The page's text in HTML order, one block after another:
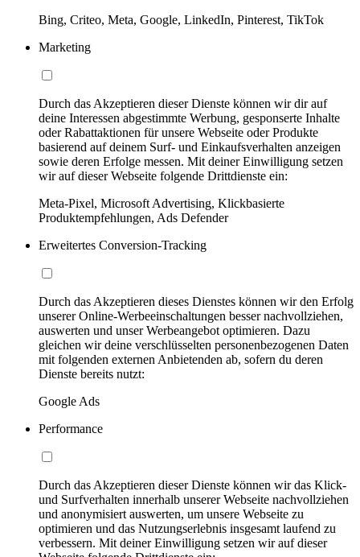
Bing, Criteo, Meta, Google, LinkedIn, Pinterest, TikTok
Marketing
Durch das Akzeptieren dieser Dienste können wir dir auf
deine Interessen abgestimmte Werbung, gesponserte Inhalte
oder Rabattaktionen für unsere Webseite oder Produkte
basierend auf deinem Surf- und Einkaufsverhalten anzeigen
sowie deren Erfolge messen. Mit deiner Einwilligung setzen
wir auf dieser Webseite folgende Drittdienste ein:
Meta-Pixel, Microsoft Advertising, Klickbasierte
Produktempfehlungen, Ads Defender
Erweitertes Conversion-Tracking
Durch das Akzeptieren dieses Dienstes können wir den Erfolg
unserer Online-Werbeeinschaltungen besser nachvollziehen,
auswerten und unser Werbeangebot optimieren. Dazu
gleichen wir deine verschlüsselten personenbezogenen Daten
mit folgenden externen Anbietenden ab, sofern du deren
Dienste bereits nutzt:
Google Ads
Performance
Durch das Akzeptieren dieser Dienste können wir das Klick-
und Surfverhalten innerhalb unserer Webseite nachvollziehen
und anonymisiert auswerten, um unsere Webseite zu
optimieren und das Nutzungserlebnis insgesamt laufend zu
verbessern. Mit deiner Einwilligung setzen wir auf dieser